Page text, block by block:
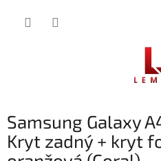
Samsung Galaxy
Kryt zadný + kryt